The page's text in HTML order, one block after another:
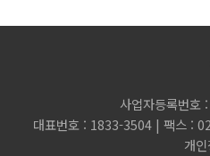
사업자등록번
대표번호 : 1833-3504 | 팩스 :
개